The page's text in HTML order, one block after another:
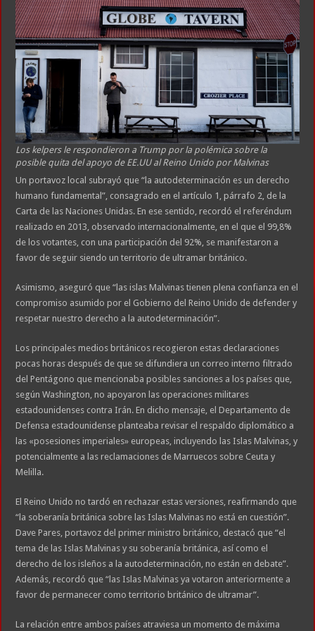
Los kelpers le respondieron a Trump por la polémica sobre la
posible quita del apoyo de EE.UU al Reino Unido por Malvinas
Un portavoz local subrayó que “la autodeterminación es un derecho
humano fundamental”, consagrado en el artículo 1, párrafo 2, de la
Carta de las Naciones Unidas. En ese sentido, recordó el referéndum
realizado en 2013, observado internacionalmente, en el que el 99,8%
de los votantes, con una participación del 92%, se manifestaron a
favor de seguir siendo un territorio de ultramar británico.
Asimismo, aseguró que “las islas Malvinas tienen plena confianza en el
compromiso asumido por el Gobierno del Reino Unido de defender y
respetar nuestro derecho a la autodeterminación”.
Los principales medios británicos recogieron estas declaraciones
pocas horas después de que se difundiera un correo interno filtrado
del Pentágono que mencionaba posibles sanciones a los países que,
según Washington, no apoyaron las operaciones militares
estadounidenses contra Irán. En dicho mensaje, el Departamento de
Defensa estadounidense planteaba revisar el respaldo diplomático a
las «posesiones imperiales» europeas, incluyendo las Islas Malvinas, y
potencialmente a las reclamaciones de Marruecos sobre Ceuta y
Melilla.
El Reino Unido no tardó en rechazar estas versiones, reafirmando que
“la soberanía británica sobre las Islas Malvinas no está en cuestión”.
Dave Pares, portavoz del primer ministro británico, destacó que “el
tema de las Islas Malvinas y su soberanía británica, así como el
derecho de los isleños a la autodeterminación, no están en debate”.
Además, recordó que “las Islas Malvinas ya votaron anteriormente a
favor de permanecer como territorio británico de ultramar”.
La relación entre ambos países atraviesa un momento de máxima